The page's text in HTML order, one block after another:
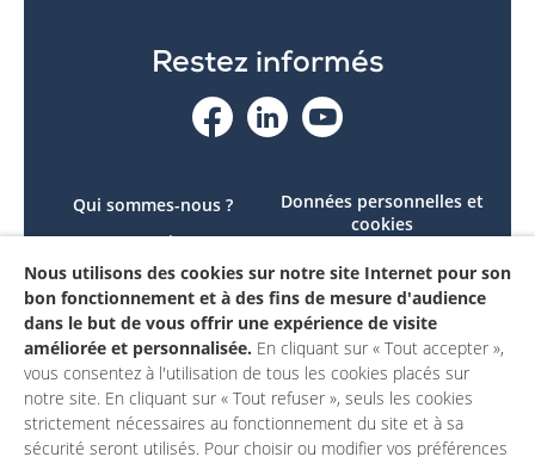
Restez informés
Qui sommes-nous ?
Le projet
Contactez-nous
Mon compte
Données personnelles et
cookies
conforme
Mentions légales
Nous utilisons des cookies sur notre site Internet pour son
bon fonctionnement et à des fins de mesure d'audience
dans le but de vous offrir une expérience de visite
améliorée et personnalisée. En cliquant sur « Tout accepter »,
vous consentez à l'utilisation de tous les cookies placés sur
notre site. En cliquant sur « Tout refuser », seuls les cookies
strictement nécessaires au fonctionnement du site et à sa
sécurité seront utilisés. Pour choisir ou modifier vos préférences